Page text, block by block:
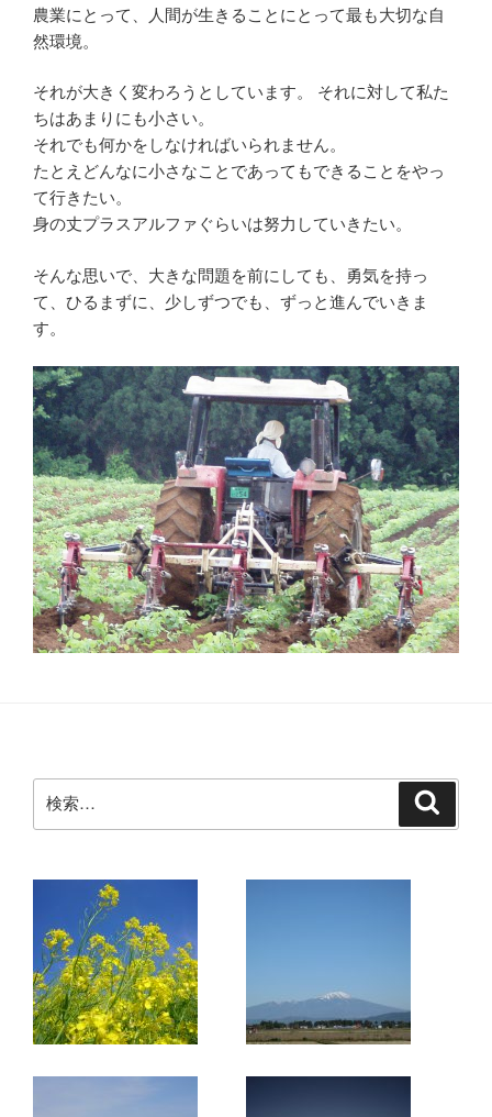
農業にとって、人間が生きることにとって最も大切な自
然環境。
それが大きく変わろうとしています。 それに対して私た
ちはあまりにも小さい。
それでも何かをしなければいられません。
たとえどんなに小さなことであってもできることをやっ
て行きたい。
身の丈プラスアルファぐらいは努力していきたい。
そんな思いで、大きな問題を前にしても、勇気を持っ
て、ひるまずに、少しずつでも、ずっと進んでいきま
す。
索: